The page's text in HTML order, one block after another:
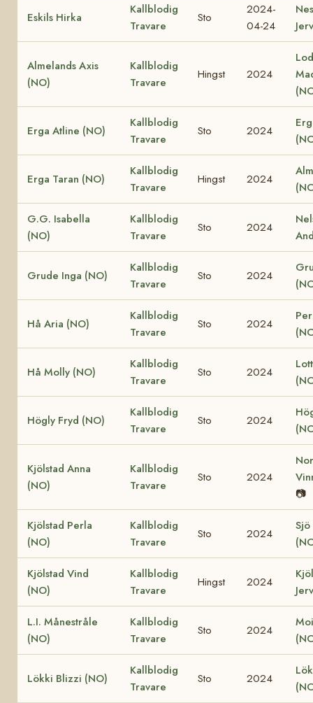
Eskils Hirka
Kallblodig
Travare
Sto
2024-
04-24
Almelands Axis
(NO)
Kallblodig
Travare
Hingst 2024
Erga Atline (NO)
Kallblodig
Travare
Sto 2024
Erga Taran (NO)
Kallblodig
Travare
Hingst 2024
G.G. Isabella
(NO)
Kallblodig
Travare
Sto 2024
Grude Inga (NO)
Kallblodig
Travare
Sto 2024
Hå Aria (NO)
Kallblodig
Travare
Sto 2024
Hå Molly (NO)
Kallblodig
Travare
Sto 2024
Högly Fryd (NO)
Kallblodig
Travare
Sto 2024
Kjölstad Anna
(NO)
Kallblodig
Travare
Sto 2024
📷
Kjölstad Perla
(NO)
Kallblodig
Travare
Sto 2024
Kjölstad Vind
(NO)
Kallblodig
Travare
Hingst 2024
L.I. Månestråle
(NO)
Kallblodig
Travare
Sto 2024
Lökki Blizzi (NO)
Kallblodig
Travare
Sto 2024